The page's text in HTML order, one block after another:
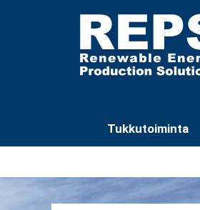
Tukkutoiminta